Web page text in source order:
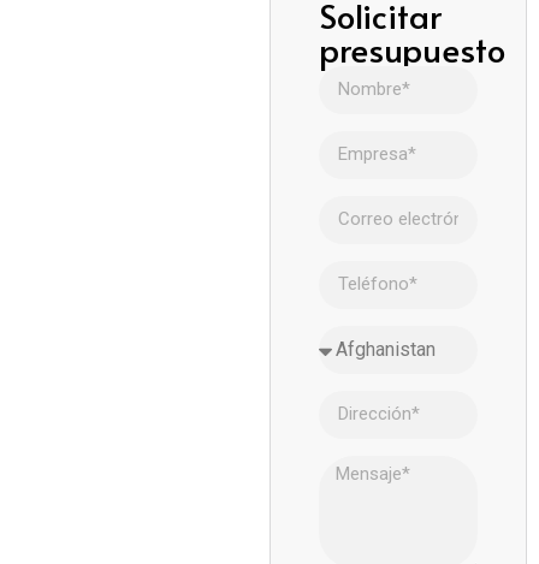
Solicitar
presupuesto